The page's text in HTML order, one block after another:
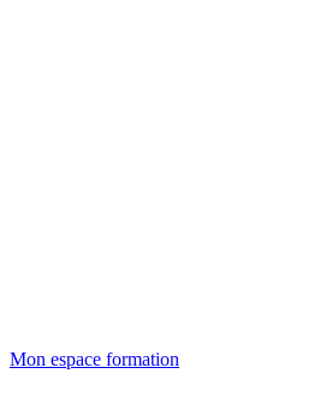
Mon espace formation